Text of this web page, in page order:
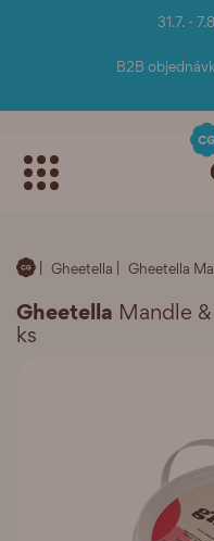
31.7. -
B2B
Gheetella Gheetella
Gheetella Mandle
ks